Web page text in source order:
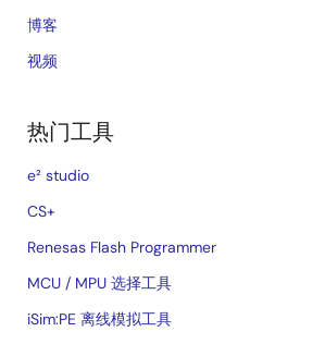
博客
视频
热门工具
e² studio
CS+
Renesas Flash Programmer
MCU / MPU 选择工具
iSim:PE 离线模拟工具